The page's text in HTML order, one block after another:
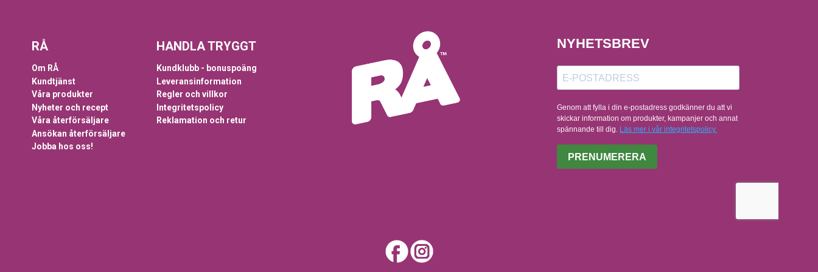
RÅ
Om RÅ
Kundtjänst
Våra produkter
Nyheter och recept
Våra återförsäljare
Ansökan återförsäljare
Jobba hos oss!
HANDLA TRYGGT
Kundklubb - bonuspoäng
Leveransinformation
Regler och villkor
Integritetspolicy
Reklamation och retur